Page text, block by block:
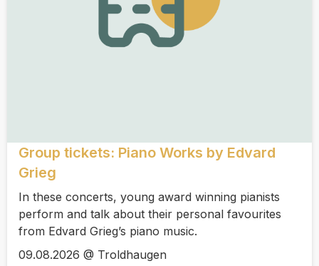
Group tickets: Piano Works by Edvard
Grieg
In these concerts, young award winning pianists
perform and talk about their personal favourites
from Edvard Grieg’s piano music.
09.08.2026 @ Troldhaugen